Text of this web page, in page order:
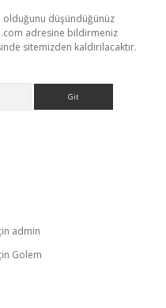
olduğunu düşündüğünüz
adresine bildirmeniz
sitemizden kaldırılacaktır.
admin
Golem